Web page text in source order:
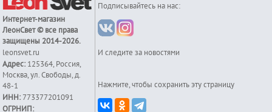
Интернет-магазин
ЛеонСвет© все права
защищены 2014-2026.
leonsvet.ru
Адрес: 125364, Россия,
Москва,ул. Свободы, д.
48-1
ИНН:773377201091
ОГРНИП:
Подписывайтесь на нас:
И следите за новостями
Нажмите, чтобы сохранить эту страницу